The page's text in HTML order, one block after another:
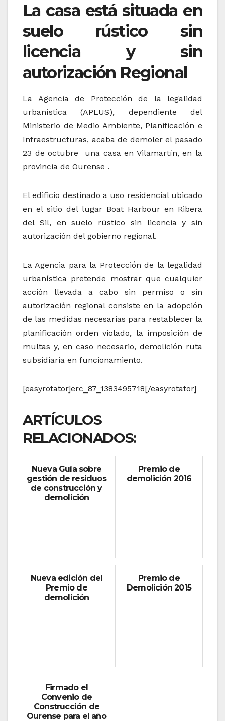
La casa está situada en
suelo rústico sin
licencia y sin
autorización Regional
La Agencia de Protección de la legalidad
urbanística (APLUS), dependiente del
Ministerio de Medio Ambiente, Planificación e
Infraestructuras, acaba de demoler el pasado
23 de octubre una casa en Vilamartín, en la
provincia de Ourense .
El edificio destinado a uso residencial ubicado
en el sitio del lugar Boat Harbour en Ribera
del Sil, en suelo rústico sin licencia y sin
autorización del gobierno regional.
La Agencia para la Protección de la legalidad
urbanística pretende mostrar que cualquier
acción llevada a cabo sin permiso o sin
autorización regional consiste en la adopción
de las medidas necesarias para restablecer la
planificación orden violado, la imposición de
multas y, en caso necesario, demolición ruta
subsidiaria en funcionamiento.
[easyrotator]erc_87_1383495718[/easyrotator]
ARTÍCULOS
RELACIONADOS:
Nueva Guía sobre
gestión de residuos
de construcción y
demolición
Premio de
demolición 2016
Nueva edición del
Premio de
demolición
Premio de
Demolición 2015
Firmado el
Convenio de
Construcción de
Ourense para el año